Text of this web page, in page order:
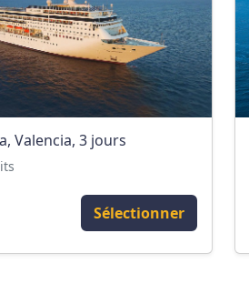
Valencia, 3 jours
Sélectionner